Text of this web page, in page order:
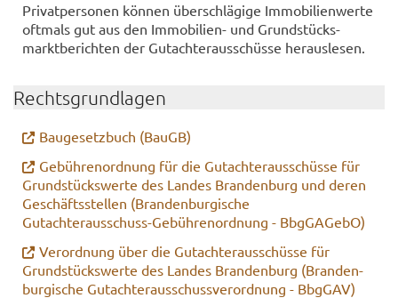
Pri­vat­per­so­nen kön­nen über­schlä­gi­ge Im­mo­bi­li­en­wer­te
oft­mals gut aus den Immobilien-​ und Grund­stücks­
markt­be­rich­ten der Gut­ach­ter­aus­schüs­se her­aus­le­sen.
Rechts­grund­la­gen
Bau­ge­setz­buch (BauGB)
Ge­büh­ren­ord­nung für die Gut­ach­ter­aus­schüs­se für
Grund­stücks­wer­te des Lan­des Bran­den­burg und deren
Ge­schäfts­stel­len (Bran­den­bur­gi­sche
Gutachterausschuss-​Gebührenordnung - Bb­gGA­Ge­bO)
Ver­ord­nung über die Gut­ach­ter­aus­schüs­se für
Grund­stücks­wer­te des Lan­des Bran­den­burg (Bran­den­
bur­gi­sche Gut­ach­ter­aus­schuss­ver­ord­nung - Bb­gGAV)